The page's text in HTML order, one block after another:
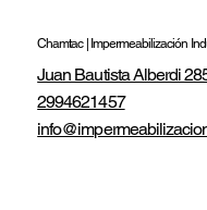
Chamtac | Impermeabilización
Juan Bautista Alberdi
2994621457